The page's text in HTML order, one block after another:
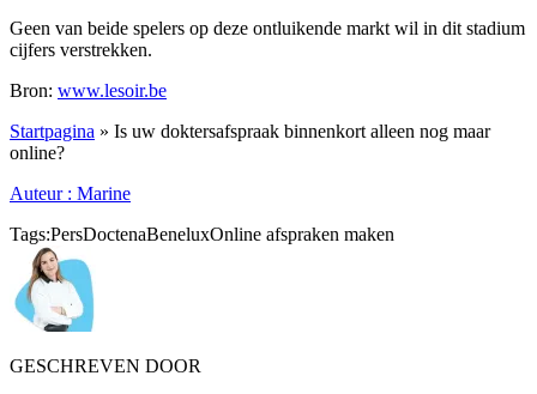
Geen van beide spelers op deze ontluikende markt wil in dit stadium
cijfers verstrekken.
Bron: www.lesoir.be
Startpagina » Is uw doktersafspraak binnenkort alleen nog maar
online?
Auteur : Marine
Tags:PersDoctenaBeneluxOnline afspraken maken
GESCHREVEN DOOR